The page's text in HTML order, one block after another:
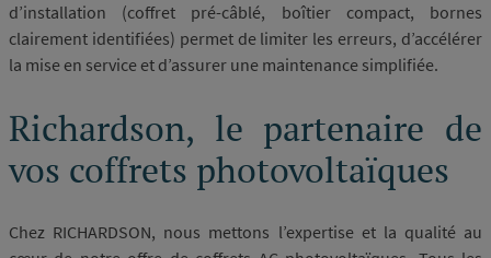
d’installation (coffret pré-câblé, boîtier compact, bornes
clairement identifiées) permet de limiter les erreurs, d’accélérer
la mise en service et d’assurer une maintenance simplifiée.
Richardson, le partenaire de
vos coffrets photovoltaïques
Chez RICHARDSON, nous mettons l’expertise et la qualité au